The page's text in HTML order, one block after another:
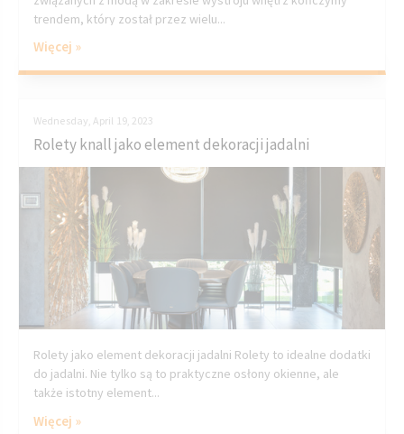
trendem, który został przez wielu...
Więcej »
Wednesday, April 19, 2023
Rolety knall jako element dekoracji jadalni
Rolety jako element dekoracji jadalni Rolety to idealne dodatki
do jadalni. Nie tylko są to praktyczne osłony okienne, ale
także istotny element...
Więcej »